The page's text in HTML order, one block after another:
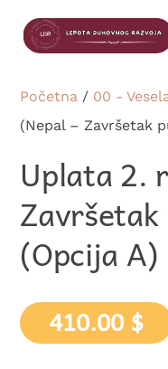
Početna / 00 -
(Nepal – Završetak
Uplata 2.
(Opcija
410.00$